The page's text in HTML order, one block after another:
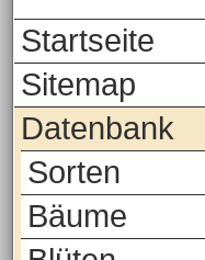
Startseite
Sitemap
Datenbank
Sorten
Bäume